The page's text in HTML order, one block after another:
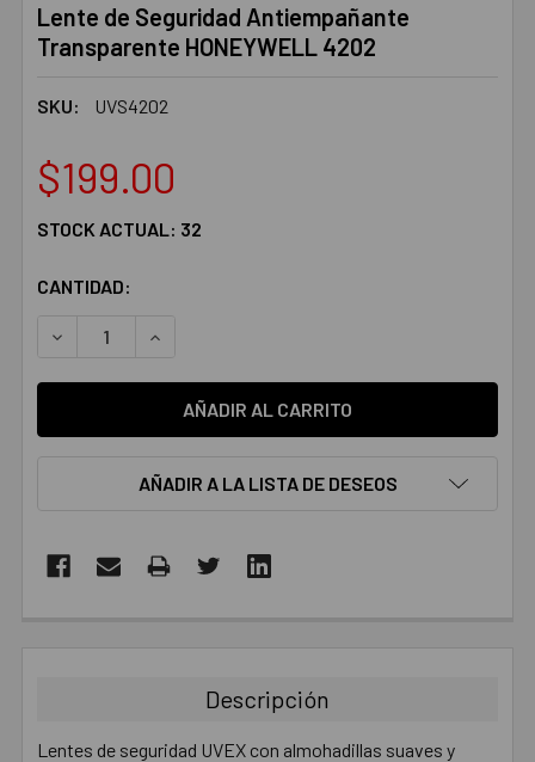
Lente de Seguridad Antiempañante
Transparente HONEYWELL 4202
SKU: UVS4202
$199.00
STOCK ACTUAL: 32
CANTIDAD:
DISMINUIR LA CANTIDAD:AUMENTAR LA CANTIDAD:
AÑADIR A LA LISTA DE DESEOS
Descripción
Lentes de seguridad UVEX con almohadillas suaves y